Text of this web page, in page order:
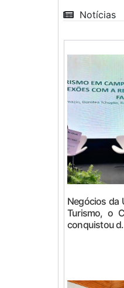
Notícias
Negócios da
Turismo, o
conquistou